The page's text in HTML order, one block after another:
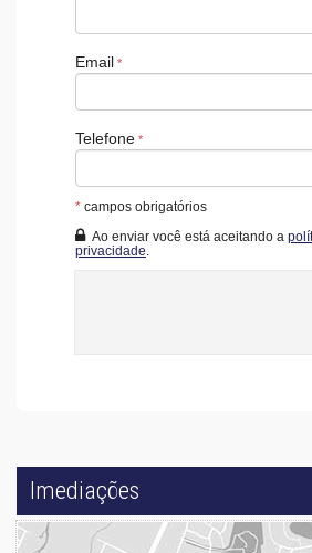
Email
Telefone
* campos obrigatórios
Ao enviar você está aceitando a
privacidade.
Imediações